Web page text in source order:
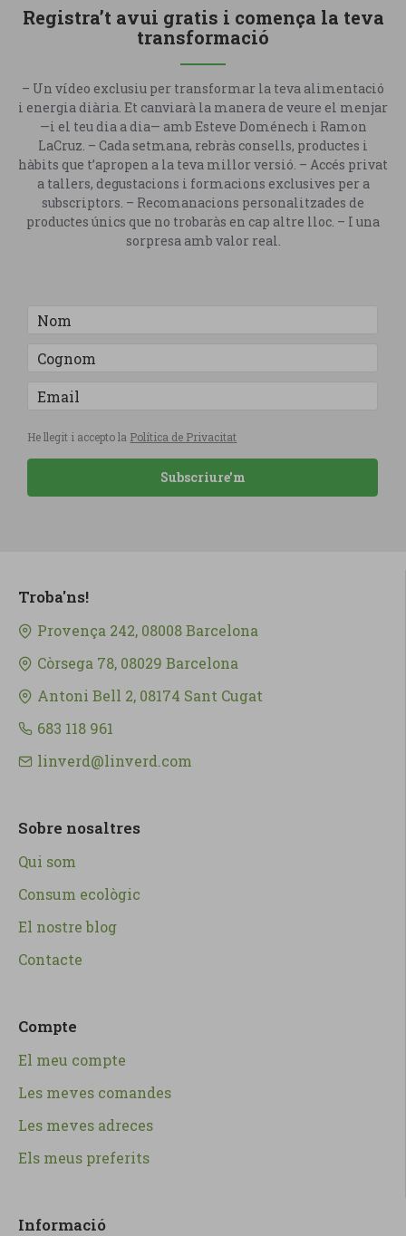
Registra’t avui gratis i comença la teva
transformació
– Un vídeo exclusiu per transformar la teva alimentació
i energia diària. Et canviarà la manera de veure el menjar
—i el teu dia a dia— amb Esteve Doménech i Ramon
LaCruz. – Cada setmana, rebràs consells, productes i
hàbits que t’apropen a la teva millor versió. – Accés privat
a tallers, degustacions i formacions exclusives per a
subscriptors. – Recomanacions personalitzades de
productes únics que no trobaràs en cap altre lloc. – I una
sorpresa amb valor real.
He llegit i accepto la Política de Privacitat
Subscriure'm
Troba'ns!
Provença 242, 08008 Barcelona
Còrsega 78, 08029 Barcelona
Antoni Bell 2, 08174 Sant Cugat
683 118 961
linverd@linverd.com
Sobre nosaltres
Qui som
Consum ecològic
El nostre blog
Contacte
Compte
El meu compte
Les meves comandes
Les meves adreces
Els meus preferits
Informació